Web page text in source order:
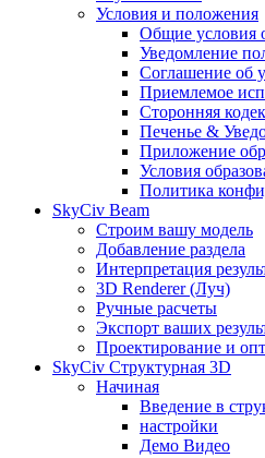
Условия и положения
Общие условия
Уведомление
Соглашение об
Приемлемое
Сторонняя
Печенье &
Приложение
Условия
Политика
SkyCiv Beam
Строим вашу модель
Добавление раздела
Интерпретация
3D Renderer (Луч)
Ручные расчеты
Экспорт ваших
Проектирование и
SkyCiv Структурная 3D
Начиная
Введение в
настройки
Демо Видео